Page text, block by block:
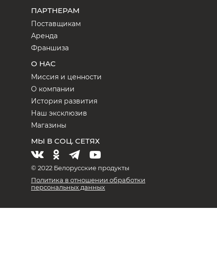
ПАРТНЕРАМ
Поставщикам
Аренда
Франшиза
О НАС
Миссия и ценности
О компании
История развития
Наш эксклюзив
Магазины
МЫ В СОЦ. СЕТЯХ
© 2022 Белорусские продукты
Политика в отношении обработки
персональных данных